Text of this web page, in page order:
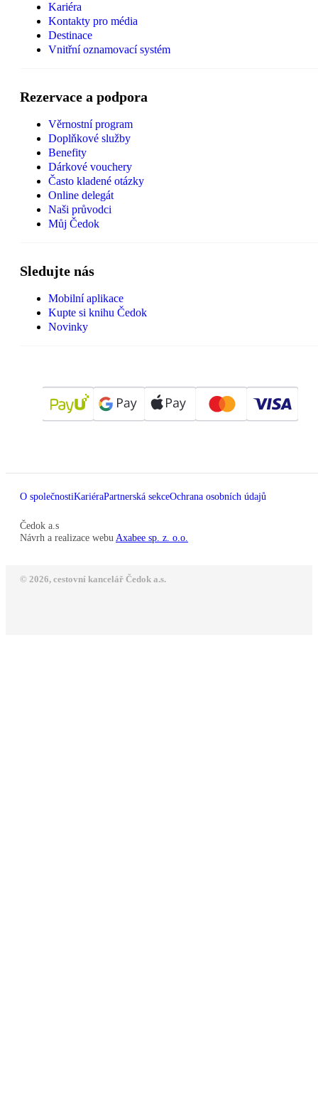
Kariéra
Kontakty pro média
Destinace
Vnitřní oznamovací systém
Rezervace a podpora
Věrnostní program
Doplňkové služby
Benefity
Dárkové vouchery
Často kladené otázky
Online delegát
Naši průvodci
Můj Čedok
Sledujte nás
Mobilní aplikace
Kupte si knihu Čedok
Novinky
O společnostiKariéraPartnerská sekceOchrana osobních údajů
Čedok a.s
Návrh a realizace webu Axabee sp. z. o.o.
© 2026, cestovní kancelář Čedok a.s.